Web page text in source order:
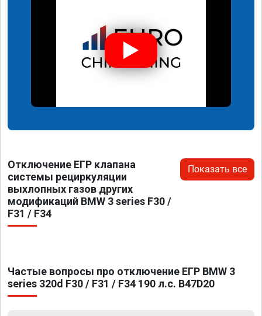
Отключение ЕГР клапана
системы рециркуляции
выхлопных газов других
модификаций BMW 3 series F30 /
F31 / F34
Показать все
Частые вопросы про отключение ЕГР BMW 3
series 320d F30 / F31 / F34 190 л.с. B47D20